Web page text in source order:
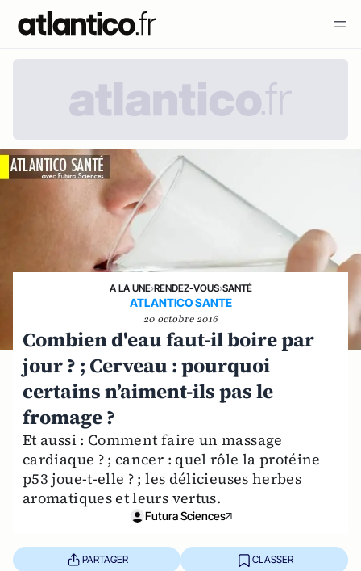
A LA UNE›RENDEZ-VOUS›SANTÉ
ATLANTICO SANTE
20 octobre 2016
Combien d'eau faut-il boire par
jour ? ; Cerveau : pourquoi
certains n’aiment-ils pas le
fromage ?
Et aussi : Comment faire un massage
cardiaque ? ; cancer : quel rôle la protéine
p53 joue-t-elle ? ; les délicieuses herbes
aromatiques et leurs vertus.
Futura Sciences
PARTAGER CLASSER